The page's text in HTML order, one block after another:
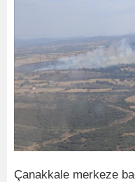
Çanakkale merkeze